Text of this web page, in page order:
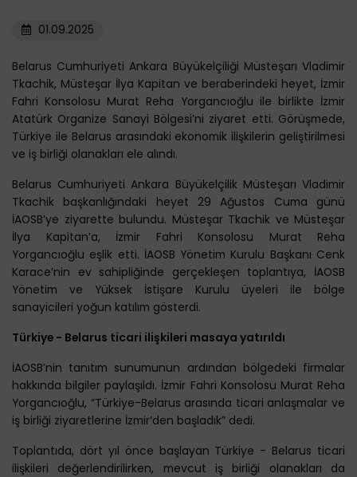
01.09.2025
Belarus Cumhuriyeti Ankara Büyükelçiliği Müsteşarı Vladimir
Tkachik, Müsteşar İlya Kapitan ve beraberindeki heyet, İzmir
Fahri Konsolosu Murat Reha Yorgancıoğlu ile birlikte İzmir
Atatürk Organize Sanayi Bölgesi’ni ziyaret etti. Görüşmede,
Türkiye ile Belarus arasındaki ekonomik ilişkilerin geliştirilmesi
ve iş birliği olanakları ele alındı.
Belarus Cumhuriyeti Ankara Büyükelçilik Müsteşarı Vladimir
Tkachik başkanlığındaki heyet 29 Ağustos Cuma günü
İAOSB’ye ziyarette bulundu. Müsteşar Tkachik ve Müsteşar
İlya Kapitan’a, İzmir Fahri Konsolosu Murat Reha
Yorgancıoğlu eşlik etti. İAOSB Yönetim Kurulu Başkanı Cenk
Karace’nin ev sahipliğinde gerçekleşen toplantıya, İAOSB
Yönetim ve Yüksek İstişare Kurulu üyeleri ile bölge
sanayicileri yoğun katılım gösterdi.
Türkiye - Belarus ticari ilişkileri masaya yatırıldı
İAOSB’nin tanıtım sunumunun ardından bölgedeki firmalar
hakkında bilgiler paylaşıldı. İzmir Fahri Konsolosu Murat Reha
Yorgancıoğlu, “Türkiye-Belarus arasında ticari anlaşmalar ve
iş birliği ziyaretlerine İzmir’den başladık” dedi.
Toplantıda, dört yıl önce başlayan Türkiye - Belarus ticari
ilişkileri değerlendirilirken, mevcut iş birliği olanakları da